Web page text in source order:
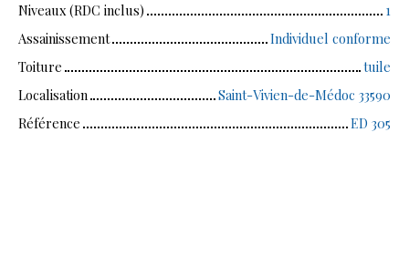
Niveaux (RDC inclus)
1
Assainissement
Individuel conforme
Toiture
tuile
Localisation
Saint-Vivien-de-Médoc 33590
Référence
ED 305